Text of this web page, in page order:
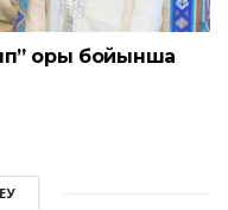
қоры бойынша